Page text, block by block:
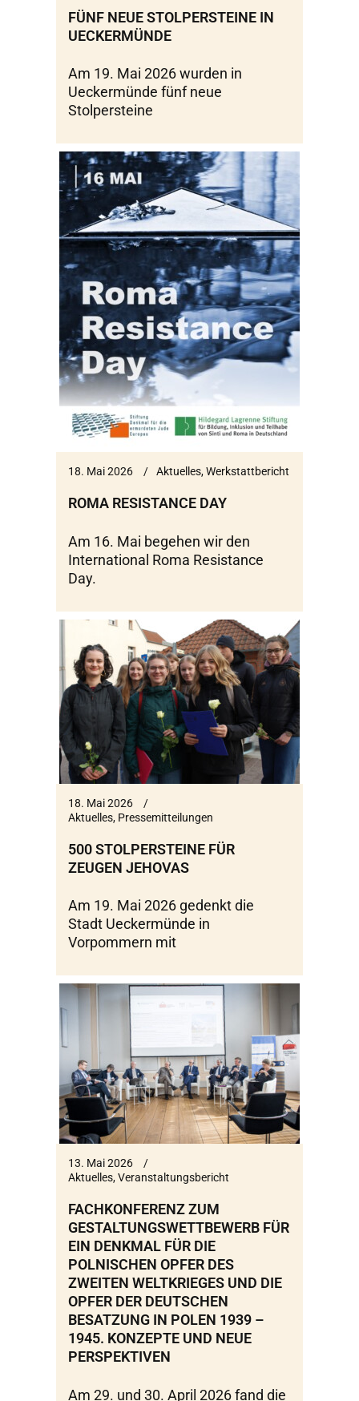
FÜNF NEUE STOLPERSTEINE IN
UECKERMÜNDE
Am 19. Mai 2026 wurden in
Ueckermünde fünf neue
Stolpersteine
18. Mai 2026 Aktuelles,Werkstattbericht
ROMA RESISTANCE DAY
Am 16. Mai begehen wir den
International Roma Resistance
Day.
18. Mai 2026
Aktuelles, Pressemitteilungen
500 STOLPERSTEINE FÜR
ZEUGEN JEHOVAS
Am 19. Mai 2026 gedenkt die
Stadt Ueckermünde in
Vorpommern mit
13. Mai 2026
Aktuelles,Veranstaltungsbericht
FACHKONFERENZ ZUM
GESTALTUNGSWETTBEWERB FÜR
EIN DENKMAL FÜR DIE
POLNISCHEN OPFER DES
ZWEITEN WELTKRIEGES UND DIE
OPFER DER DEUTSCHEN
BESATZUNG IN POLEN 1939 –
1945. KONZEPTE UND NEUE
PERSPEKTIVEN
Am 29. und 30. April 2026 fand die